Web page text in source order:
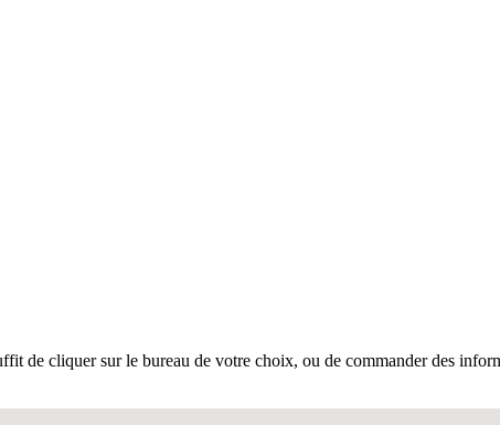
de cliquer sur le bureau de votre choix, ou de commander des